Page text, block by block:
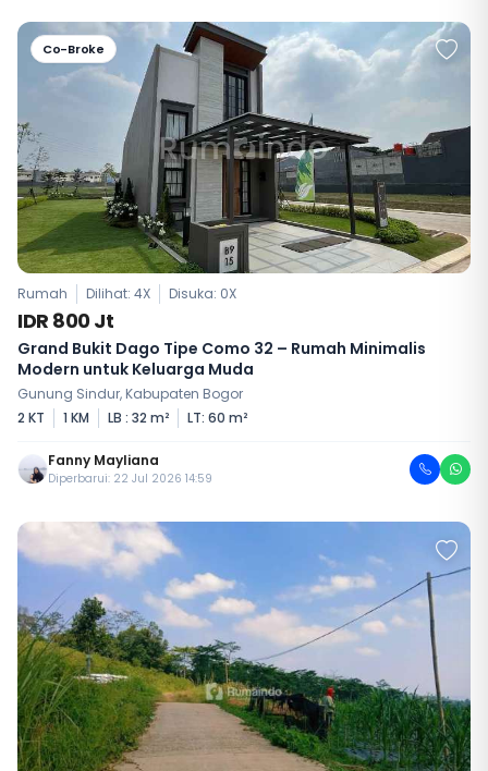
Co-Broke
Rumah Dilihat: 4X Disuka: 0X
IDR 800 Jt
Grand Bukit Dago Tipe Como 32 – Rumah Minimalis
Modern untuk Keluarga Muda
Gunung Sindur, Kabupaten Bogor
2 KT
1 KM LB : 32 m² LT: 60 m²
Fanny Mayliana
Diperbarui: 22 Jul 2026 14:59